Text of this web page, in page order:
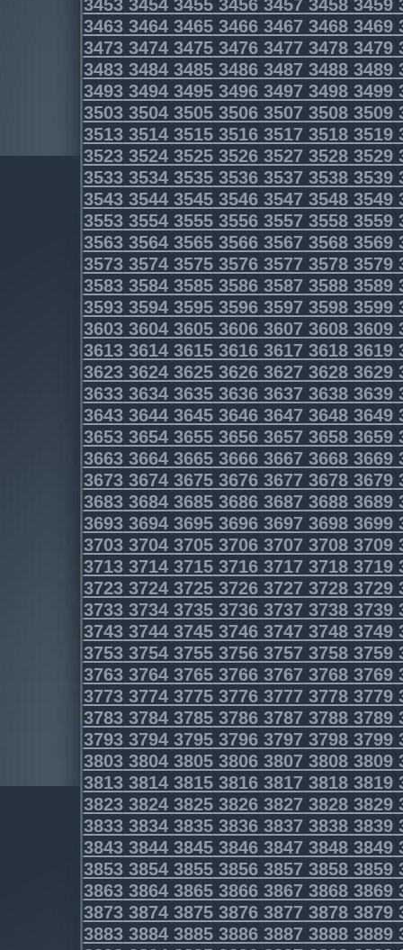
3463346434653466346734683469
3473347434753476347734783479
3483348434853486348734883489
3493349434953496349734983499
3503350435053506350735083509
3513351435153516351735183519
3523352435253526352735283529
3533353435353536353735383539
3543354435453546354735483549
3553355435553556355735583559
3563356435653566356735683569
3573357435753576357735783579
3583358435853586358735883589
3593359435953596359735983599
3603360436053606360736083609
3613361436153616361736183619
3623362436253626362736283629
3633363436353636363736383639
3643364436453646364736483649
3653365436553656365736583659
3663366436653666366736683669
3673367436753676367736783679
3683368436853686368736883689
3693369436953696369736983699
3703370437053706370737083709
3713371437153716371737183719
3723372437253726372737283729
3733373437353736373737383739
3743374437453746374737483749
3753375437553756375737583759
3763376437653766376737683769
3773377437753776377737783779
3783378437853786378737883789
3793379437953796379737983799
3803380438053806380738083809
3813381438153816381738183819
3823382438253826382738283829
3833383438353836383738383839
3843384438453846384738483849
3853385438553856385738583859
3863386438653866386738683869
3873387438753876387738783879
3883388438853886388738883889